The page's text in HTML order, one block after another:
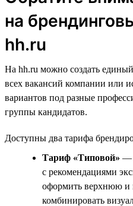
на
hh.ru
На hh.ru можно создать
всех вакансий компании или
вариантов под разные
группы кандидатов.
Доступны два тарифа
Тариф «Типовой» —
с рекомендациями
оформить верхнюю и
комбинировать